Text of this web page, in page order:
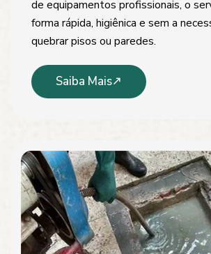
de equipamentos profissionais, o
forma rápida, higiênica e sem a
quebrar pisos ou paredes.
Saiba Mais